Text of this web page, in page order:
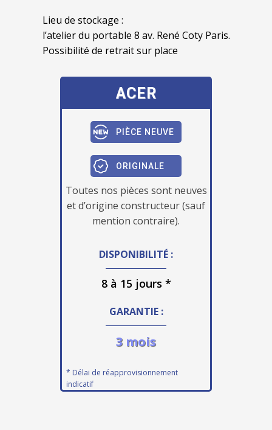
Lieu de stockage :
l’atelier du portable 8 av. René Coty Paris.
Possibilité de retrait sur place
ACER
PIÈCE NEUVE
ORIGINALE
Toutes nos pièces sont neuves
et d’origine constructeur (sauf
mention contraire).
DISPONIBILITÉ :
8 à 15 jours *
GARANTIE :
3 mois
* Délai de réapprovisionnement
indicatif